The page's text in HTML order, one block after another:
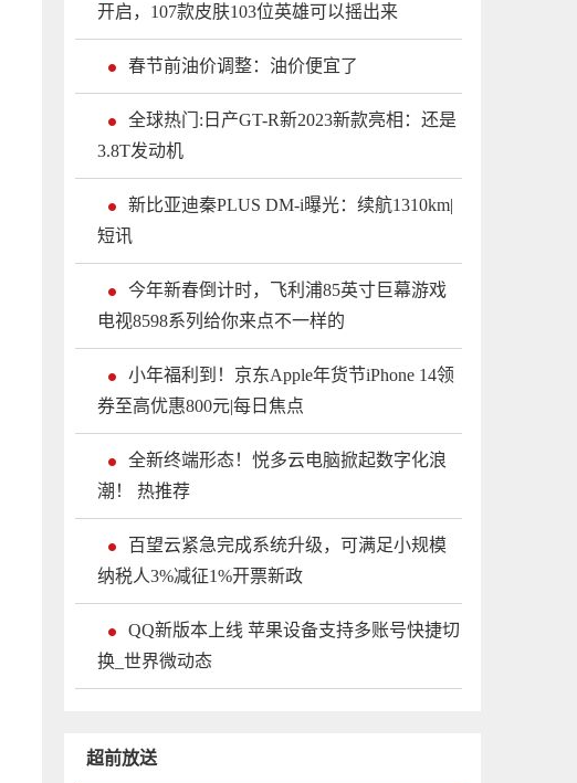
开启，107款皮肤103位英雄可以摇出来
春节前油价调整：油价便宜了
全球热门:日产GT-R新2023新款亮相：还是
3.8T发动机
新比亚迪秦PLUS DM-i曝光：续航1310km|
短讯
今年新春倒计时，飞利浦85英寸巨幕游戏
电视8598系列给你来点不一样的
小年福利到！京东Apple年货节iPhone 14领
券至高优惠800元|每日焦点
全新终端形态！悦多云电脑掀起数字化浪
潮！ 热推荐
百望云紧急完成系统升级，可满足小规模
纳税人3%减征1%开票新政
QQ新版本上线 苹果设备支持多账号快捷切
换_世界微动态
超前放送